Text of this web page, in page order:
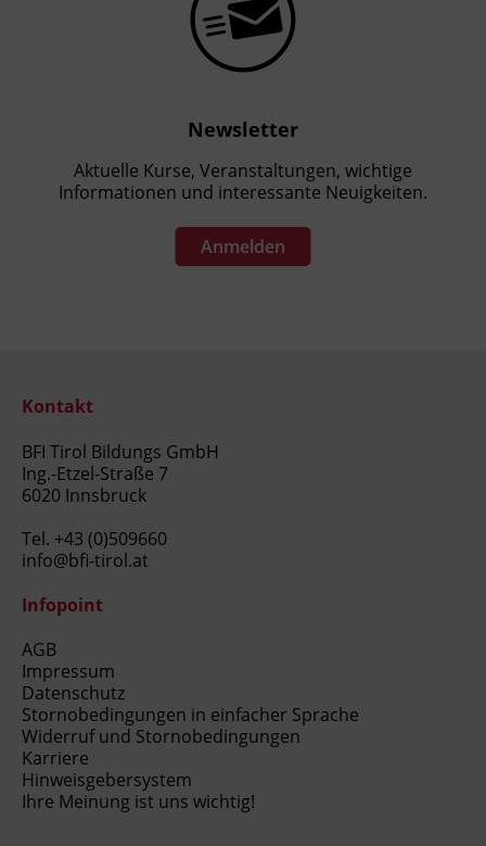
Newsletter
Aktuelle Kurse, Veranstaltungen, wichtige
Informationen und interessante Neuigkeiten.
Anmelden
Kontakt
BFI Tirol Bildungs GmbH
Ing.-Etzel-Straße 7
6020 Innsbruck
Tel. +43 (0)509660
info@bfi-tirol.at
Infopoint
AGB
Impressum
Datenschutz
Stornobedingungen in einfacher Sprache
Widerruf und Stornobedingungen
Karriere
Hinweisgebersystem
Ihre Meinung ist uns wichtig!